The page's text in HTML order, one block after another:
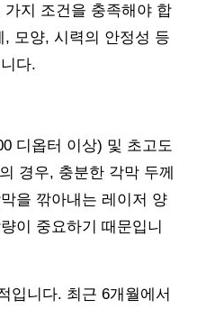
지 조건을 충족해야 합
모양, 시력의 안정성 등
다.
디옵터 이상) 및 초고도
경우, 충분한 각막 두께
을 깎아내는 레이저 양
이 중요하기 때문입니
입니다. 최근 6개월에서